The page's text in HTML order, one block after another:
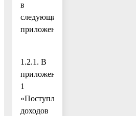
в
следующие
приложения:
1.2.1. В
приложение
1
«Поступление
доходов